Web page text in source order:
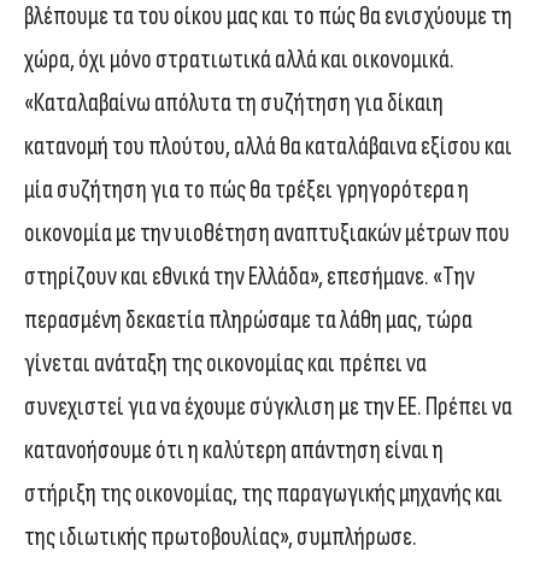
βλέπουμε τα του οίκου μας και το πώς θα ενισχύουμε τη
χώρα, όχι μόνο στρατιωτικά αλλά και οικονομικά.
«Καταλαβαίνω απόλυτα τη συζήτηση για δίκαιη
κατανομή του πλούτου, αλλά θα καταλάβαινα εξίσου και
μία συζήτηση για το πώς θα τρέξει γρηγορότερα η
οικονομία με την υιοθέτηση αναπτυξιακών μέτρων που
στηρίζουν και εθνικά την Ελλάδα», επεσήμανε. «Την
περασμένη δεκαετία πληρώσαμε τα λάθη μας, τώρα
γίνεται ανάταξη της οικονομίας και πρέπει να
συνεχιστεί για να έχουμε σύγκλιση με την ΕΕ. Πρέπει να
κατανοήσουμε ότι η καλύτερη απάντηση είναι η
στήριξη της οικονομίας, της παραγωγικής μηχανής και
της ιδιωτικής πρωτοβουλίας», συμπλήρωσε.